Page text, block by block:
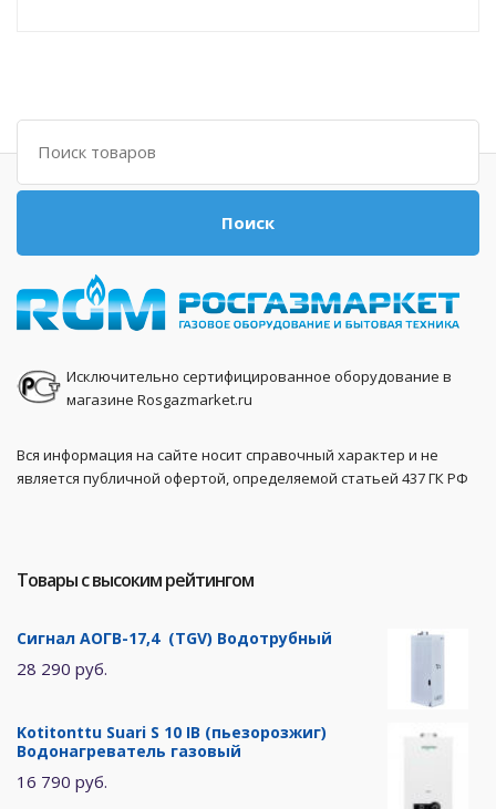
Поиск
Поиск
Исключительно сертифицированное оборудование в
магазине Rosgazmarket.ru
Вся информация на сайте носит справочный характер и не
является публичной офертой, определяемой статьей 437 ГК РФ
Товары с высоким рейтингом
Сигнал АОГВ-17,4 (TGV) Водотрубный
28 290 руб.
Kotitonttu Suari S 10 IB (пьезорозжиг)
Водонагреватель газовый
16 790 руб.